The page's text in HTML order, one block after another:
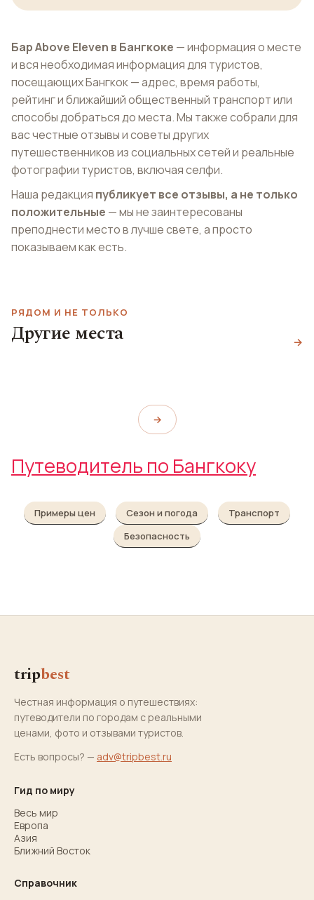
Бар Above Eleven в Бангкоке — информация о месте
и вся необходимая информация для туристов,
посещающих Бангкок — адрес, время работы,
рейтинг и ближайший общественный транспорт или
способы добраться до места. Мы также собрали для
вас честные отзывы и советы других
путешественников из социальных сетей и реальные
фотографии туристов, включая селфи.
Наша редакция публикует все отзывы, а не только
положительные — мы не заинтересованы
преподнести место в лучше свете, а просто
показываем как есть.
РЯДОМ И НЕ ТОЛЬКО
Другие места →
Кабаре Калипсо
Золотая гора
→
Путеводитель по Бангкоку
Примеры цен Сезон и погода
Транспорт
Безопасность
tripbest
Честная информация о путешествиях:
путеводители по городам с реальными
ценами, фото и отзывами туристов.
Есть вопросы? — adv@tripbest.ru
Гид по миру
Весь мир
Европа
Азия
Ближний Восток
Справочник